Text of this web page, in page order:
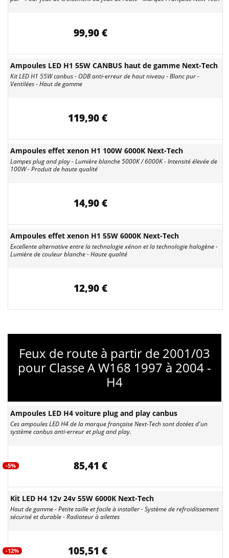
99,90 €
Ampoules LED H1 55W CANBUS haut de gamme Next-Tech
Kit LED H1 55W canbus - ODB anti-erreur de haut niveau - Blanc pur -
Ventilées - Haut de gamme
119,90 €
Ampoules effet xenon H1 100W 6000K Next-Tech
Lampes plug and play - Lumière blanche 5000K / 6000K - Intensité élevée de
100W - Produit de haute qualité
14,90 €
Ampoules effet xenon H1 55W 6000K Next-Tech
Excellente alternative entre la technologie xénon et la technologie halogène -
Lumière de couleur blanche - Haute qualité
12,90 €
Feux de route à partir de 2001/03
pour Classe A W168 1997 à 2004 -
H4
Ampoules LED H4 voiture plug and play canbus
Ces ampoules LED H4 de la marque française Next-Tech sont dotées d'un
système canbus anti-erreur et plug and play.
-5% 85,41 €
Kit LED H4 12v 24v 55W 6000K Next-Tech
Haut de gamme - Petite taille et facile à installer - Système de refroidissement
sécurisé et durable - Radiateur à ailettes
-12% 105,51 €